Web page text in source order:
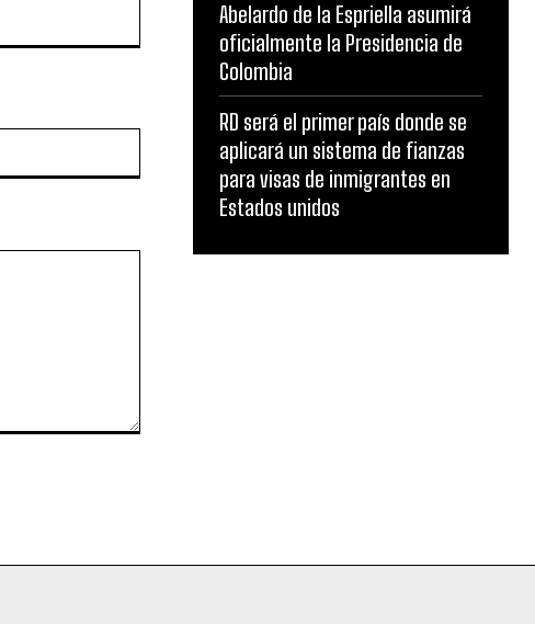
Abelardo de la Espriella asumirá
oficialmente la Presidencia de
Colombia
RD será el primer país donde se
aplicará un sistema de fianzas
para visas de inmigrantes en
Estados unidos